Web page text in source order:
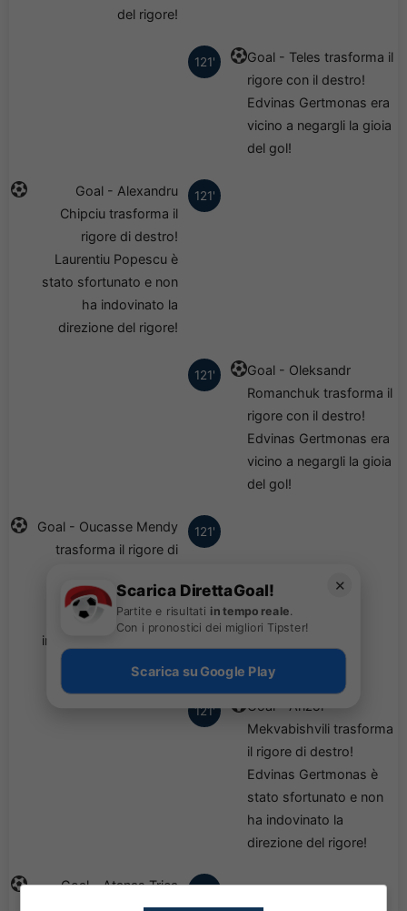
del rigore!
121'
Goal - Teles trasforma il
rigore con il destro!
Edvinas Gertmonas era
vicino a negargli la gioia
del gol!
121'
Goal - Alexandru
Chipciu trasforma il
rigore di destro!
Laurentiu Popescu è
stato sfortunato e non
ha indovinato la
direzione del rigore!
121'
Goal - Oleksandr
Romanchuk trasforma il
rigore con il destro!
Edvinas Gertmonas era
vicino a negargli la gioia
del gol!
121'
Goal - Oucasse Mendy
trasforma il rigore di
Popescu è stato
sfortunato e non ha
indovinato la direzione
del rigore!
121'
Goal - Anzor
Mekvabishvili trasforma
il rigore di destro!
Edvinas Gertmonas è
stato sfortunato e non
ha indovinato la
direzione del rigore!
121'
Goal - Atanas Trica
trasforma il rigore con il
✕
Scarica DirettaGoal!
Partite e risultati in tempo reale.
Con i pronostici dei migliori Tipster!
Scarica su Google Play